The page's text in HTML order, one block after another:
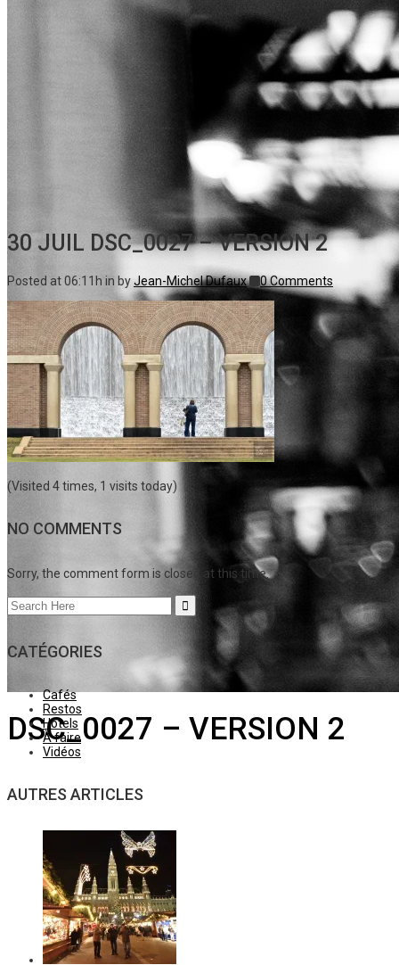
DSC_0027 – VERSION 2
30 JUIL DSC_0027 – VERSION 2
Posted at 06:11h in byJean-Michel Dufaux 0 Comments
(Visited 4 times, 1 visits today)
NO COMMENTS
Sorry, the comment form is closed at this time.
Search
for:
CATÉGORIES
Cafés
Restos
Hôtels
À faire
Vidéos
AUTRES ARTICLES